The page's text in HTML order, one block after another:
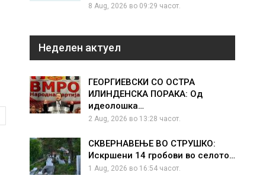
8 Aug, 2026 во 09:29 часот.
Неделен актуел
ГЕОРГИЕВСКИ СО ОСТРА
ИЛИНДЕНСКА ПОРАКА: Од
идеолошка…
2 Aug, 2026 во 13:28 часот.
СКВЕРНАВЕЊЕ ВО СТРУШКО:
Искршени 14 гробови во селото…
1 Aug, 2026 во 16:54 часот.